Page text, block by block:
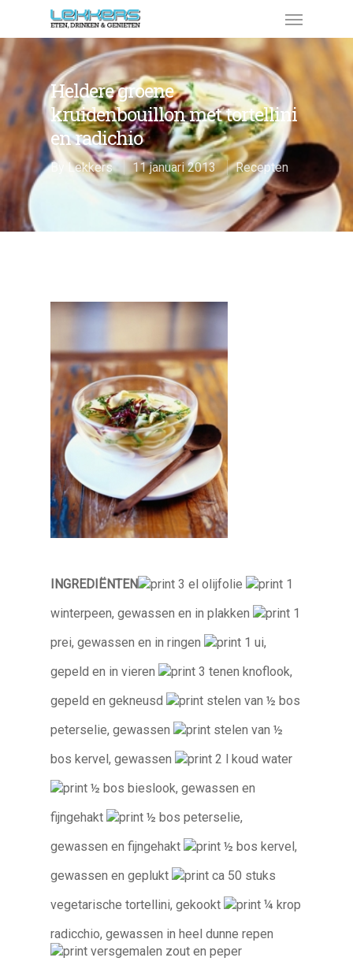
Heldere groene
kruidenbouillon met tortellini
en radichio
By Lekkers 11 januari 2013 Recepten
INGREDIËNTEN 3 el olijfolie
1
winterpeen, gewassen en in plakken
1
prei, gewassen en in ringen
1 ui,
gepeld en in vieren
3 tenen knoflook,
gepeld en gekneusd
stelen van ½ bos
peterselie, gewassen
stelen van ½
bos kervel, gewassen
2 l koud water
½ bos bieslook, gewassen en
fijngehakt
½ bos peterselie,
gewassen en fijngehakt
½ bos kervel,
gewassen en geplukt
ca 50 stuks
vegetarische tortellini, gekookt
¼ krop
radicchio, gewassen in heel dunne repen
versgemalen zout en peper